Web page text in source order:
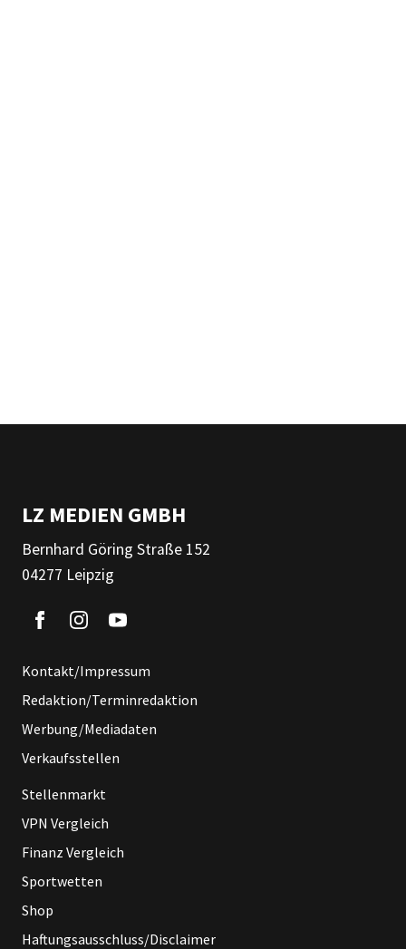
LZ MEDIEN GMBH
Bernhard Göring Straße 152
04277 Leipzig
Kontakt/Impressum
Redaktion/Terminredaktion
Werbung/Mediadaten
Verkaufsstellen
Stellenmarkt
VPN Vergleich
Finanz Vergleich
Sportwetten
Shop
Haftungsausschluss/Disclaimer